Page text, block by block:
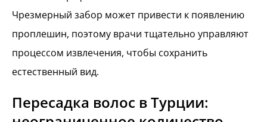
Чрезмерный забор может привести к появлению
проплешин, поэтому врачи тщательно управляют
процессом извлечения, чтобы сохранить
естественный вид.
Пересадка волос в Турции: